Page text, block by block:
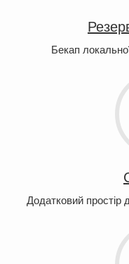
Бекап
Додатковий простір